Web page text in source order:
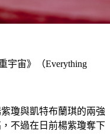
宇宙》（Everything
瓊與凱特布蘭琪的兩強
不過在日前楊紫瓊奪下